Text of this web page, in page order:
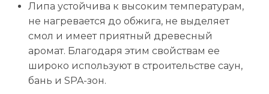
Липа устойчива к высоким температурам,
не нагревается до обжига, не выделяет
смол и имеет приятный древесный
аромат. Благодаря этим свойствам ее
широко используют в строительстве саун,
бань и SPA-зон.